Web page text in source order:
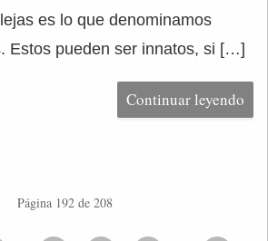
es lo que denominamos
Estos pueden ser innatos, si […]
Continuar leyendo
Página 192 de 208